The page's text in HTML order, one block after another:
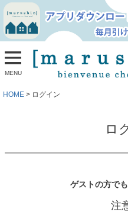
MENU
HOME ログイン
ロ
ゲストの方で
注